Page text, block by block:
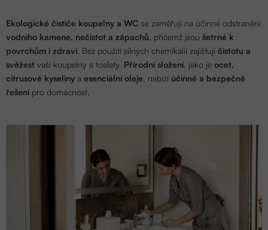
Ekologické čističe koupelny a WC se zaměřují na účinné odstranění
vodního kamene, nečistot a zápachů, přičemž jsou šetrné k
povrchům i zdraví. Bez použití silných chemikálií zajišťují čistotu a
svěžest vaší koupelny a toalety. Přírodní složení, jako je ocet,
citrusové kyseliny a esenciální oleje, nabízí účinné a bezpečné
řešenípro domácnost.